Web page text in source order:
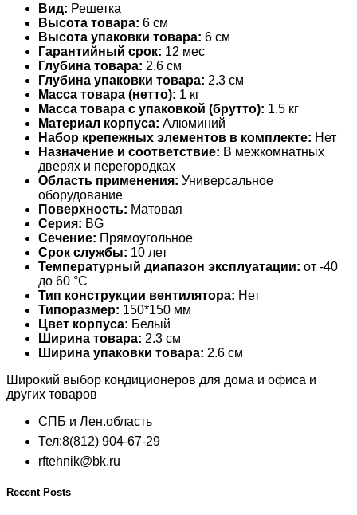
Вид: Решетка
Высота товара: 6 см
Высота упаковки товара: 6 см
Гарантийный срок: 12 мес
Глубина товара: 2.6 см
Глубина упаковки товара: 2.3 см
Масса товара (нетто): 1 кг
Масса товара с упаковкой (брутто): 1.5 кг
Материал корпуса: Алюминий
Набор крепежных элементов в комплекте: Нет
Назначение и соответствие: В межкомнатных
дверях и перегородках
Область применения: Универсальное
оборудование
Поверхность: Матовая
Серия: BG
Сечение: Прямоугольное
Срок службы: 10 лет
Температурный диапазон эксплуатации: от -40
до 60 °С
Тип конструкции вентилятора: Нет
Типоразмер: 150*150 мм
Цвет корпуса: Белый
Ширина товара: 2.3 см
Ширина упаковки товара: 2.6 см
Широкий выбор кондиционеров для дома и офиса и
других товаров
СПБ и Лен.область
Тел:8(812) 904-67-29
rftehnik@bk.ru
Recent Posts